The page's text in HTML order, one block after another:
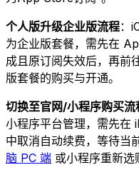
个人版升级企业版流程：
为企业版套餐，需先在
成且原订阅失效后，再前
版套餐的购买与开通。
切换至官网/小程序购买流
小程序平台管理，需先
中取消自动续费，等待当
脑 PC 端 或小程序重新选